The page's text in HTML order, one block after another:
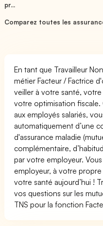
pr...
Comparez toutes les
En tant que Travailleur
métier Facteur / Factrice
veiller à votre santé,
votre optimisation
aux employés salariés,
automatiquement d’une
d'assurance maladie
complémentaire,
par votre employeur.
employeur, à votre
votre santé aujourd’hui !
vos questions sur les
TNS pour la fonction